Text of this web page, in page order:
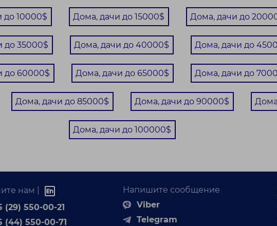
&nb...
садовый домик в СТ Шарик
Минская обл.,
Пуховичский р-н,
Пережирский c/с, СТ
Шарик
12 / / м²
до 10000$ Дома, дачи до 15000$ Дома, дачи до
до 35000$ Дома, дачи до 40000$ Дома, дачи до
до 60000$ Дома, дачи до 65000$ Дома, дачи до
Дома, дачи до 85000$ Дома, дачи до 90000$
Дома, дачи до 100000$
нам |
(29) 550-00-21
(44) 550-00-71
Напишите сообщение
Viber
Telegram